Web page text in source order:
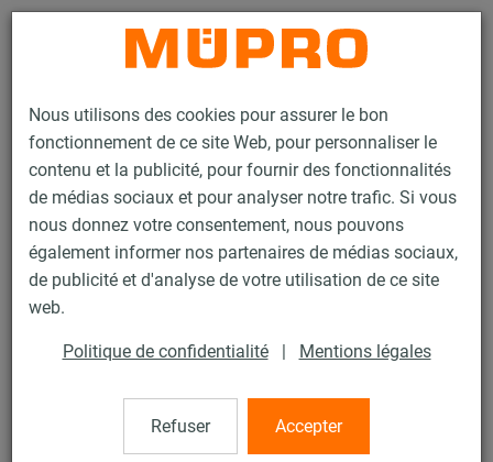
Nous utilisons des cookies pour assurer le bon
fonctionnement de ce site Web, pour personnaliser le
contenu et la publicité, pour fournir des fonctionnalités
de médias sociaux et pour analyser notre trafic. Si vous
nous donnez votre consentement, nous pouvons
également informer nos partenaires de médias sociaux,
de publicité et d'analyse de votre utilisation de ce site
web.
Politique de confidentialité | Mentions légales
Refuser Accepter
Contact
Produits Technique de fixation
Accessoires de montage
Equerre d'écartement
Equerre d'écartement
Equerre d'écartement, 80 mm, zinguée